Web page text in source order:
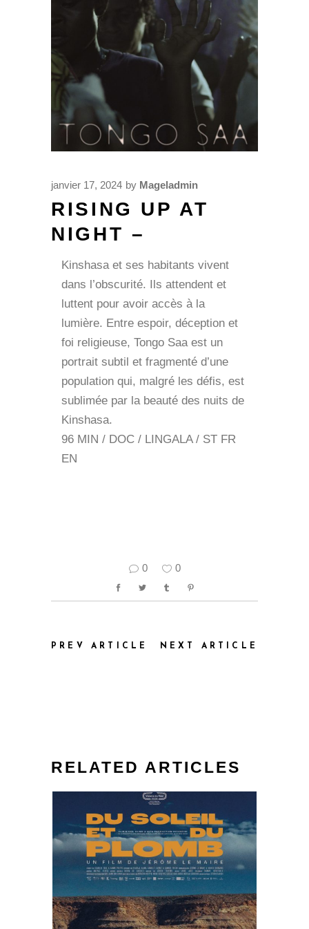
janvier 17, 2024 by Mageladmin
RISING UP AT
NIGHT –
Kinshasa et ses habitants vivent
dans l’obscurité. Ils attendent et
luttent pour avoir accès à la
lumière. Entre espoir, déception et
foi religieuse, Tongo Saa est un
portrait subtil et fragmenté d’une
population qui, malgré les défis, est
sublimée par la beauté des nuits de
Kinshasa.
96 MIN / DOC / LINGALA / ST FR
EN
0 0
PREV ARTICLE NEXT ARTICLE
RELATED ARTICLES